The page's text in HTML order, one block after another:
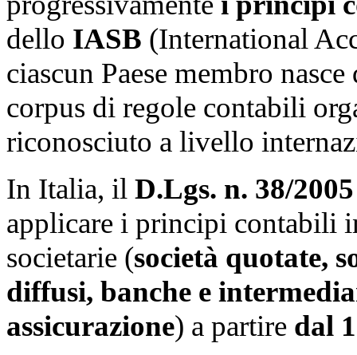
dello IASB (International
ciascun Paese membro
corpus di regole contabili
riconosciuto a livello
In Italia, il D.Lgs. n. 38/2005
applicare i principi contabili
societarie (società quotate,
diffusi, banche e
assicurazione) a partire dal